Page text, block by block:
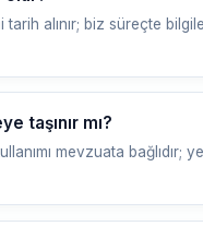
alınır; biz süreçte
taşınır mı?
mevzuata bağlıdır;